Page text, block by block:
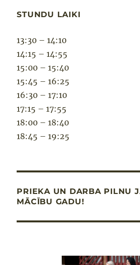
STUNDU LAIKI
13:30 – 14:10
14:15 – 14:55
15:00 – 15:40
15:45 – 16:25
16:30 – 17:10
17:15 – 17:55
18:00 – 18:40
18:45 – 19:25
PRIEKA UN DARBA PILNU
MĀCĪBU GADU!